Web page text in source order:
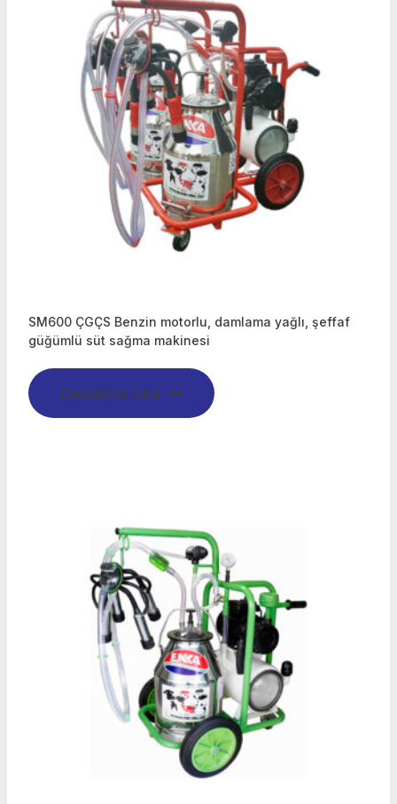
SM600 ÇGÇS Benzin motorlu, damlama yağlı, şeffaf
güğümlü süt sağma makinesi
Devamını oku